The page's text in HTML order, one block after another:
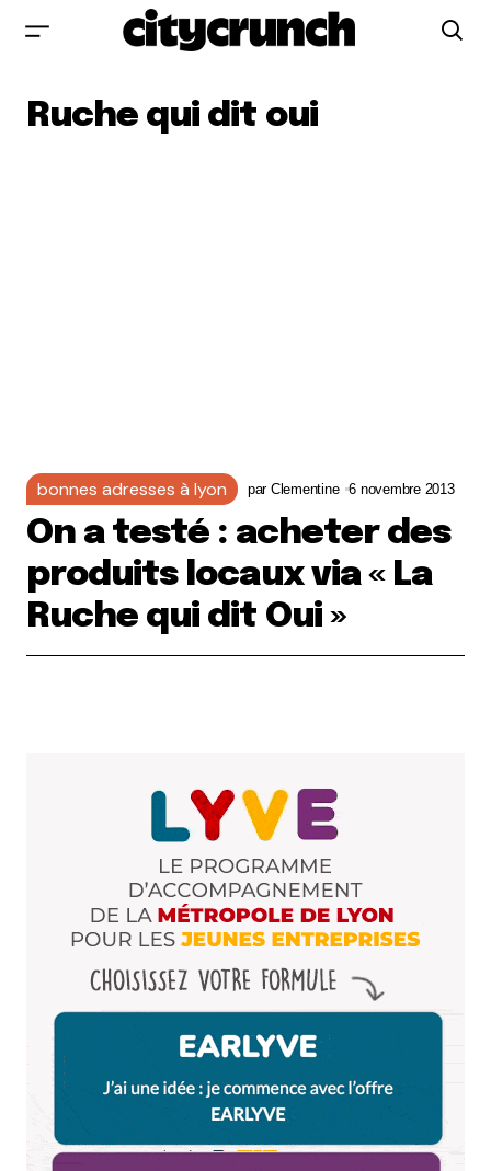
Ruche qui dit oui
bonnes adresses à lyon par Clementine 6 novembre 2013
On a testé : acheter des
produits locaux via « La
Ruche qui dit Oui »